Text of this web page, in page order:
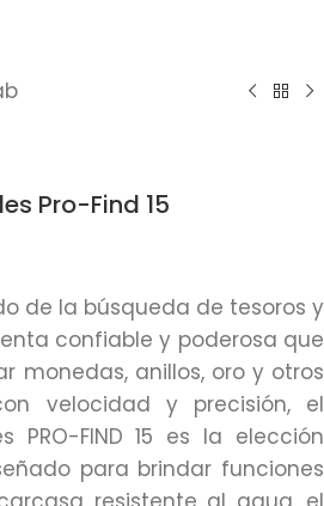
Pro-Find 15
de la búsqueda de tesoros y
confiable y poderosa que
monedas, anillos, oro y otros
velocidad y precisión, el
PRO-FIND 15 es la elección
para brindar funciones